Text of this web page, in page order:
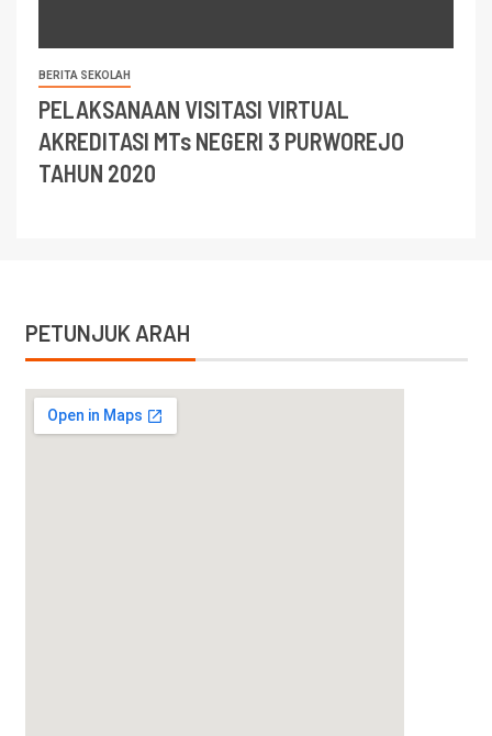
BERITA SEKOLAH
PELAKSANAAN VISITASI VIRTUAL
AKREDITASI MTs NEGERI 3 PURWOREJO
TAHUN 2020
PETUNJUK ARAH